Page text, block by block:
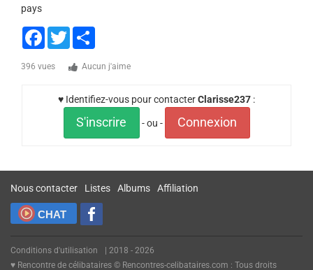
pays
Facebook
Twitter
396 vues Aucun j'aime
♥ Identifiez-vous pour contacterClarisse237 :
S'inscrire - ou - Connexion
Nous contacter Listes Albums Affiliation
CHAT
Conditions d'utilisation
| 2018 - 2026
♥ Rencontre de célibataires © Rencontres-celibataires.com : Tous droits